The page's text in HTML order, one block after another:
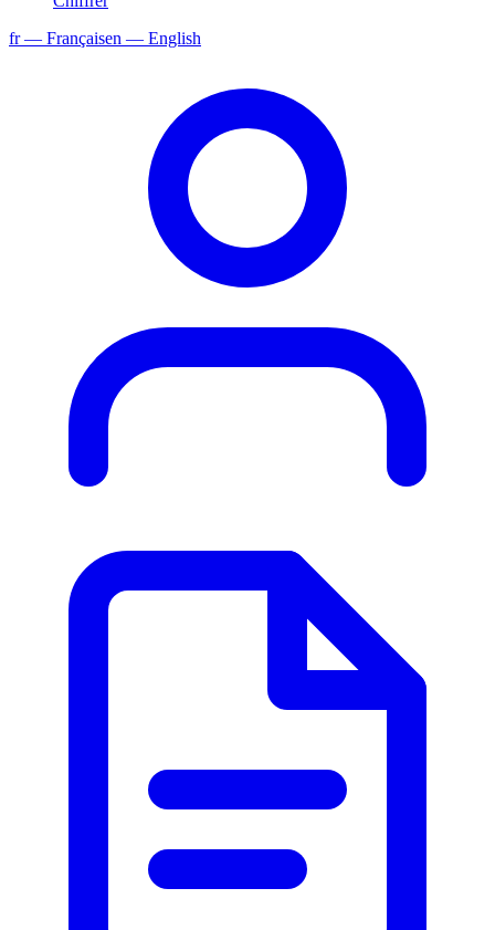
fr— Françaisen — English